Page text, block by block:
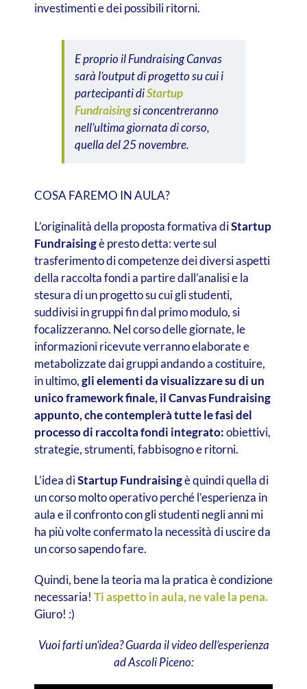
investimenti e dei possibili ritorni.
E proprio il Fundraising Canvas
sarà l’output di progetto su cui i
partecipanti diStartup
Fundraisingsi concentreranno
nell’ultima giornata di corso,
quella del 25 novembre.
COSA FAREMO IN AULA?
L’originalità della proposta formativa diStartup
Fundraisingè presto detta: verte sul
trasferimento di competenze dei diversi aspetti
della raccolta fondi a partire dall’analisi e la
stesura di un progetto su cui gli studenti,
suddivisi in gruppi fin dal primo modulo, si
focalizzeranno. Nel corso delle giornate, le
informazioni ricevute verranno elaborate e
metabolizzate dai gruppi andando a costituire,
in ultimo,gli elementi da visualizzare su di un
unico framework finale, il Canvas Fundraising
appunto, che contemplerà tutte le fasi del
processo di raccolta fondi integrato:obiettivi,
strategie, strumenti, fabbisogno e ritorni.
L’idea diStartup Fundraisingè quindi quella di
un corso molto operativo perché l’esperienza in
aula e il confronto con gli studenti negli anni mi
ha più volte confermato la necessità di uscire da
un corso sapendo fare.
Quindi, bene la teoria ma la pratica è condizione
necessaria! Ti aspetto in aula, ne vale la pena.
Giuro! :)
Vuoi farti un’idea? Guarda il video dell’esperienza
ad Ascoli Piceno: